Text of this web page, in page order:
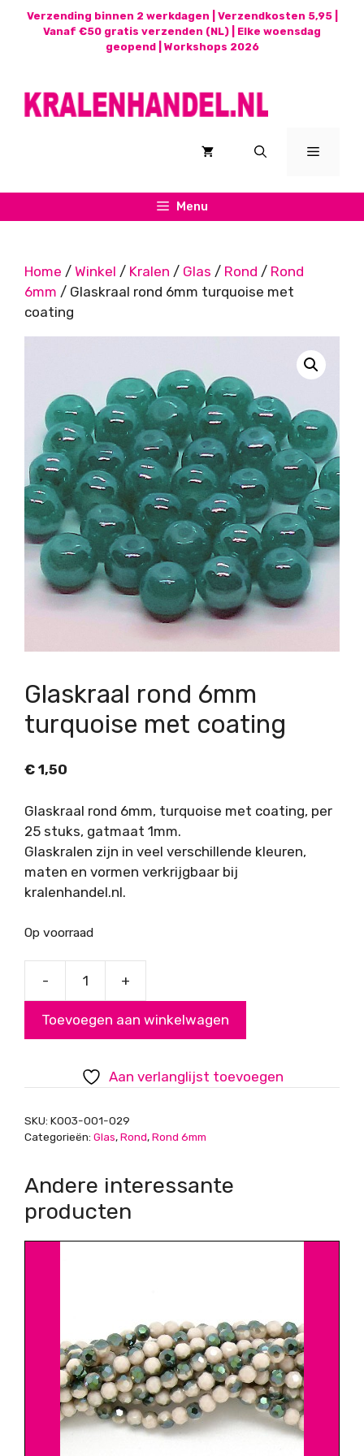
Verzending binnen 2 werkdagen | Verzendkosten 5,95 |
Vanaf €50 gratis verzenden (NL) | Elke woensdag
geopend | Workshops 2026
Menu
Menu
Home / Winkel / Kralen / Glas / Rond / Rond
6mm / Glaskraal rond 6mm turquoise met
coating
Glaskraal rond 6mm
turquoise met coating
€ 1,50
Glaskraal rond 6mm, turquoise met coating, per
25 stuks, gatmaat 1mm.
Glaskralen zijn in veel verschillende kleuren,
maten en vormen verkrijgbaar bij
kralenhandel.nl.
Op voorraad
-
6mm
met
coating
+
Toevoegen aan winkelwagen
Aan verlanglijst toevoegen
SKU: K003-001-029
Categorieën: Glas,Rond,Rond 6mm
Andere interessante
producten